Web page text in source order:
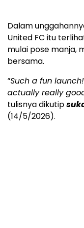
Dalam
United FC itu
mulai pose manja,
bersama.
“Such a fun
actually really
tulisnya dikutip
(14/5/2026).